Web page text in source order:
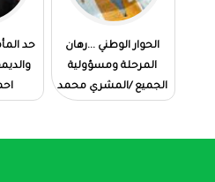
الحوار الوطني ...رهان
المرحلة ومسؤولية
الجميع /المشري محمد
حد